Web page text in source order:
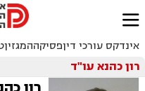

אינדקס עורכי דיןפסיקההמגזין
רון כהנא עו"ד